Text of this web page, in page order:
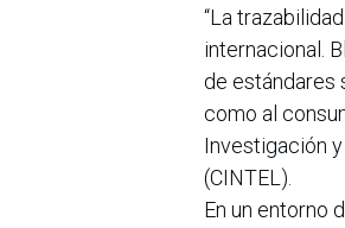
“La
internacional.
de estándares
como al
Investigación
(CINTEL).
En un entorno